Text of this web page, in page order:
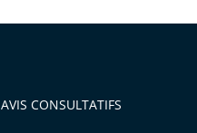
AVIS CONSULTATIFS